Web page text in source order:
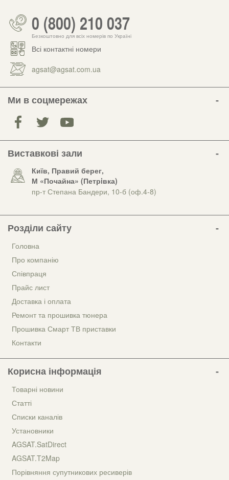
0 (800) 210 037
Безкоштовно для всіх номерів по Україні
Всі контактні номери
agsat@agsat.com.ua
Ми в соцмережах
Виставкові зали
Київ, Правий берег,
М «Почайна» (Петрiвка)
пр-т Степана Бандери, 10-б (оф.4-8)
Розділи сайту
Головна
Про компанію
Співпраця
Прайс лист
Доставка і оплата
Ремонт та прошивка тюнера
Прошивка Смарт ТВ приставки
Контакти
Корисна інформація
Товарні новини
Статті
Списки каналів
Установники
AGSAT.SatDirect
AGSAT.T2Map
Порівняння супутникових ресиверів